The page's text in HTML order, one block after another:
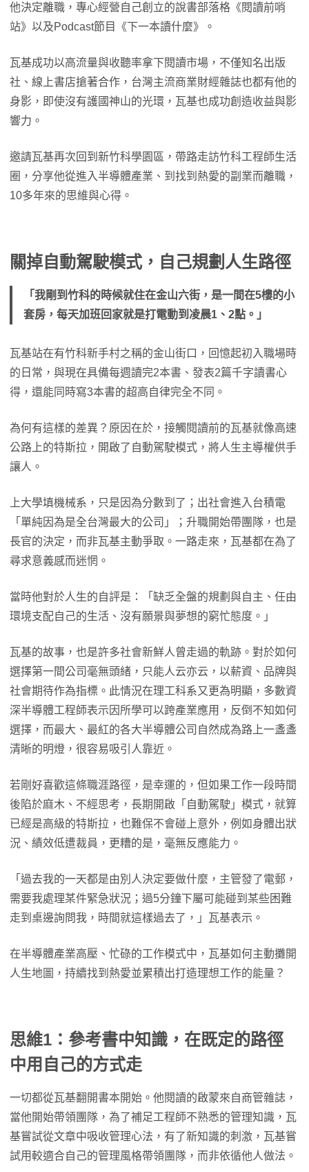
他決定離職，專心經營自己創立的說書部落格《閱讀前哨
站》以及Podcast節目《下一本讀什麼》。
瓦基成功以高流量與收聽率拿下閱讀市場，不僅知名出版
社、線上書店搶著合作，台灣主流商業財經雜誌也都有他的
身影，即使沒有護國神山的光環，瓦基也成功創造收益與影
響力。
邀請瓦基再次回到新竹科學園區，帶路走訪竹科工程師生活
圈，分享他從進入半導體產業、到找到熱愛的副業而離職，
10多年來的思維與心得。
關掉自動駕駛模式，自己規劃人生路徑
「我剛到竹科的時候就住在金山六街，是一間在5樓的小
套房，每天加班回家就是打電動到凌晨1、2點。」
瓦基站在有竹科新手村之稱的金山街口，回憶起初入職場時
的日常，與現在具備每週讀完2本書、發表2篇千字讀書心
得，還能同時寫3本書的超高自律完全不同。
為何有這樣的差異？原因在於，接觸閱讀前的瓦基就像高速
公路上的特斯拉，開啟了自動駕駛模式，將人生主導權供手
讓人。
上大學填機械系，只是因為分數到了；出社會進入台積電
「單純因為是全台灣最大的公司」；升職開始帶團隊，也是
長官的決定，而非瓦基主動爭取。一路走來，瓦基都在為了
尋求意義感而迷惘。
當時他對於人生的自評是：「缺乏全盤的規劃與自主、任由
環境支配自己的生活、沒有願景與夢想的窮忙態度。」
瓦基的故事，也是許多社會新鮮人曾走過的軌跡。對於如何
選擇第一間公司毫無頭緒，只能人云亦云，以薪資、品牌與
社會期待作為指標。此情況在理工科系又更為明顯，多數資
深半導體工程師表示因所學可以跨產業應用，反倒不知如何
選擇，而最大、最紅的各大半導體公司自然成為路上一盞盞
清晰的明燈，很容易吸引人靠近。
若剛好喜歡這條職涯路徑，是幸運的，但如果工作一段時間
後陷於麻木、不經思考，長期開啟「自動駕駛」模式，就算
已經是高級的特斯拉，也難保不會碰上意外，例如身體出狀
況、績效低遭裁員，更糟的是，毫無反應能力。
「過去我的一天都是由別人決定要做什麼，主管發了電郵，
需要我處理某件緊急狀況；過5分鐘下屬可能碰到某些困難
走到桌邊詢問我，時間就這樣過去了，」瓦基表示。
在半導體產業高壓、忙碌的工作模式中，瓦基如何主動攤開
人生地圖，持續找到熱愛並累積出打造理想工作的能量？
思維1：參考書中知識，在既定的路徑
中用自己的方式走
一切都從瓦基翻開書本開始。他閱讀的啟蒙來自商管雜誌，
當他開始帶領團隊，為了補足工程師不熟悉的管理知識，瓦
基嘗試從文章中吸收管理心法，有了新知識的刺激，瓦基嘗
試用較適合自己的管理風格帶領團隊，而非依循他人做法。